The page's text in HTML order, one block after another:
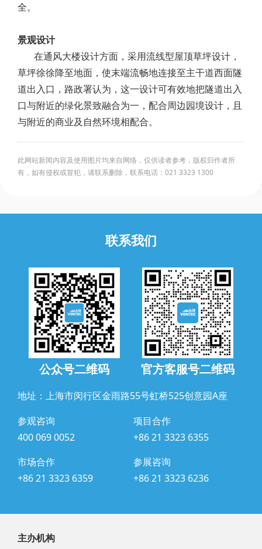
全。
景观设计
在通风大楼设计方面，采用流线型屋顶草坪设计，
草坪徐徐降至地面，使末端流畅地连接至主干道西面隧
道出入口，路政署认为，这一设计可有效地把隧道出入
口与附近的绿化景致融合为一，配合周边园境设计，且
与附近的商业及自然环境相配合。
此网站新闻内容及使用图片均来自网络，仅供读者参考，版权归作者所
有，如有侵权或冒犯，请联系删除，联系电话：021 3323 1300
联系我们
公众号二维码 官方客服号二维码
地址：上海市闵行区金雨路55号虹桥525创意园A座
参观咨询
400 069 0052
项目合作
+86 21 3323 6355
市场合作
+86 21 3323 6359
参展咨询
+86 21 3323 6236
主办机构